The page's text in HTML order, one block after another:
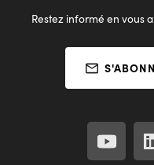
Restez informé en vous